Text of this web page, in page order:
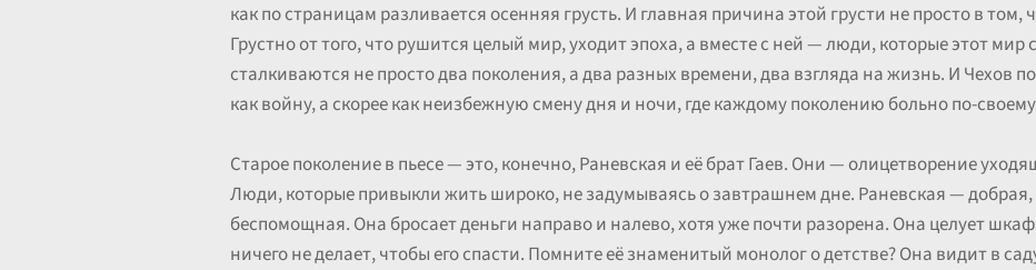
как по страницам разливается осенняя грусть. И главная причина этой грусти не просто в том,
Грустно от того, что рушится целый мир, уходит эпоха, а вместе с ней — люди, которые этот мир
сталкиваются не просто два поколения, а два разных времени, два взгляда на жизнь. И Чехов
как войну, а скорее как неизбежную смену дня и ночи, где каждому поколению больно по-
Старое поколение в пьесе — это, конечно, Раневская и её брат Гаев. Они — олицетворение
Люди, которые привыкли жить широко, не задумываясь о завтрашнем дне. Раневская —
беспомощная. Она бросает деньги направо и налево, хотя уже почти разорена. Она целует
ничего не делает, чтобы его спасти. Помните её знаменитый монолог о детстве? Она видит в